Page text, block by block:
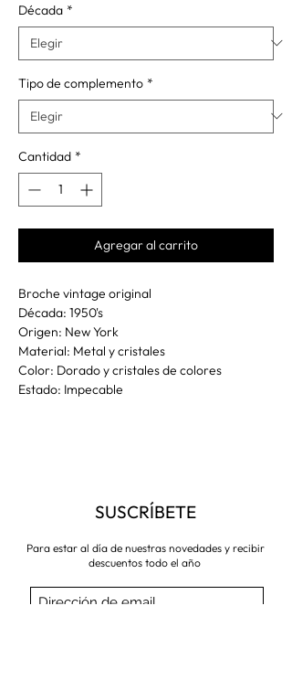
Década *
Tipo de complemento *
Cantidad *
Agregar al carrito
Broche vintage original
Década: 1950's
Origen: New York
Material: Metal y cristales
Color: Dorado y cristales de colores
Estado: Impecable
SUSCRÍBETE
Para estar al día de nuestras novedades y recibir
descuentos todo el año